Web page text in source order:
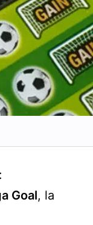
:
Goal, la